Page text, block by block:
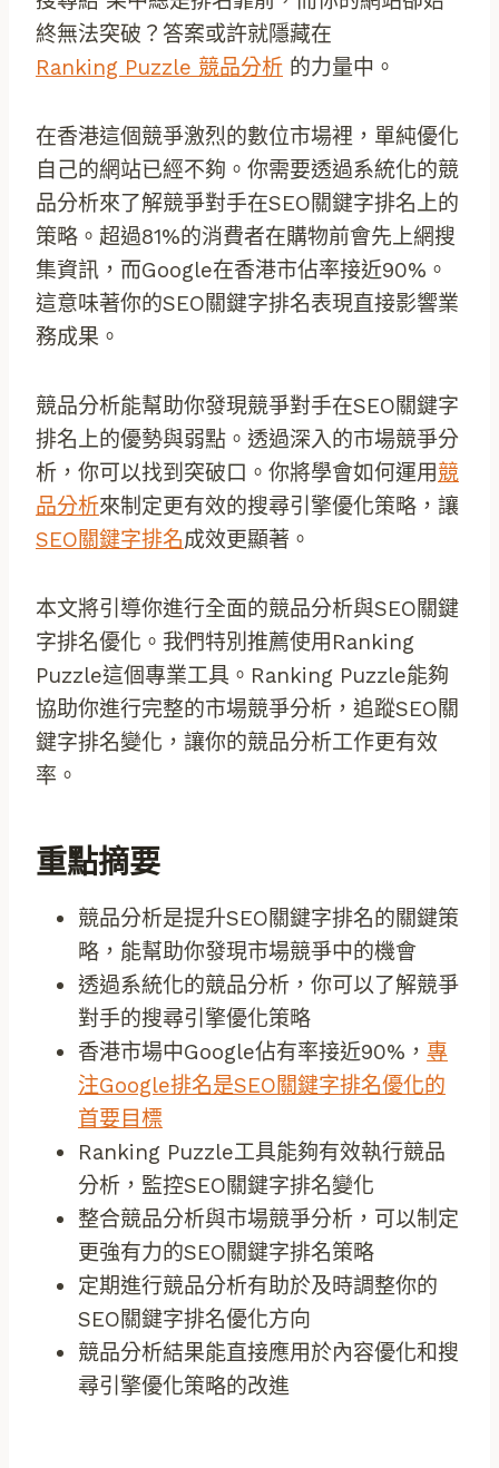
終無法突破？答案或許就隱藏在
Ranking Puzzle 競品分析 的力量中。
在香港這個競爭激烈的數位市場裡，單純優化
自己的網站已經不夠。你需要透過系統化的競
品分析來了解競爭對手在SEO關鍵字排名上的
策略。超過81%的消費者在購物前會先上網搜
集資訊，而Google在香港市佔率接近90%。
這意味著你的SEO關鍵字排名表現直接影響業
務成果。
競品分析能幫助你發現競爭對手在SEO關鍵字
排名上的優勢與弱點。透過深入的市場競爭分
析，你可以找到突破口。你將學會如何運用競
品分析來制定更有效的搜尋引擎優化策略，讓
SEO關鍵字排名成效更顯著。
本文將引導你進行全面的競品分析與SEO關鍵
字排名優化。我們特別推薦使用Ranking
Puzzle這個專業工具。Ranking Puzzle能夠
協助你進行完整的市場競爭分析，追蹤SEO關
鍵字排名變化，讓你的競品分析工作更有效
率。
重點摘要
競品分析是提升SEO關鍵字排名的關鍵策
略，能幫助你發現市場競爭中的機會
透過系統化的競品分析，你可以了解競爭
對手的搜尋引擎優化策略
香港市場中Google佔有率接近90%， 專
注Google排名是SEO關鍵字排名優化的
首要目標
Ranking Puzzle工具能夠有效執行競品
分析，監控SEO關鍵字排名變化
整合競品分析與市場競爭分析，可以制定
更強有力的SEO關鍵字排名策略
定期進行競品分析有助於及時調整你的
SEO關鍵字排名優化方向
競品分析結果能直接應用於內容優化和搜
尋引擎優化策略的改進